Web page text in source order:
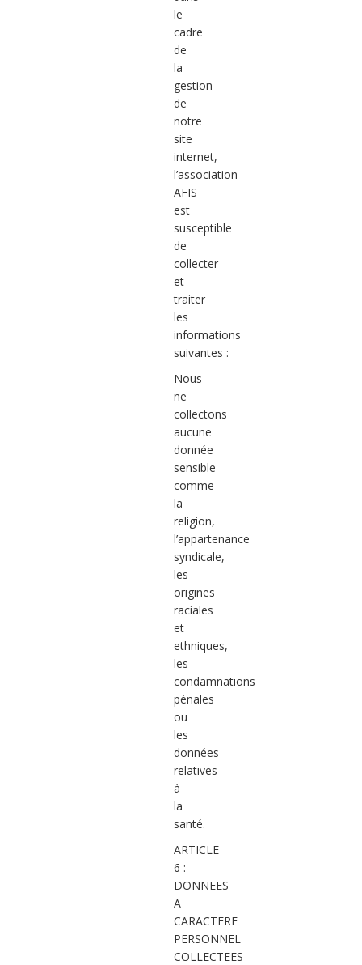
le
cadre
de
la
gestion
de
notre
site
internet,
l’association
AFIS
est
susceptible
de
collecter
et
traiter
les
informations
suivantes :
Nous
ne
collectons
aucune
donnée
sensible
comme
la
religion,
l’appartenance
syndicale,
les
origines
raciales
et
ethniques,
les
condamnations
pénales
ou
les
données
relatives
à
la
santé.
ARTICLE
6 :
DONNEES
A
CARACTERE
PERSONNEL
COLLECTEES